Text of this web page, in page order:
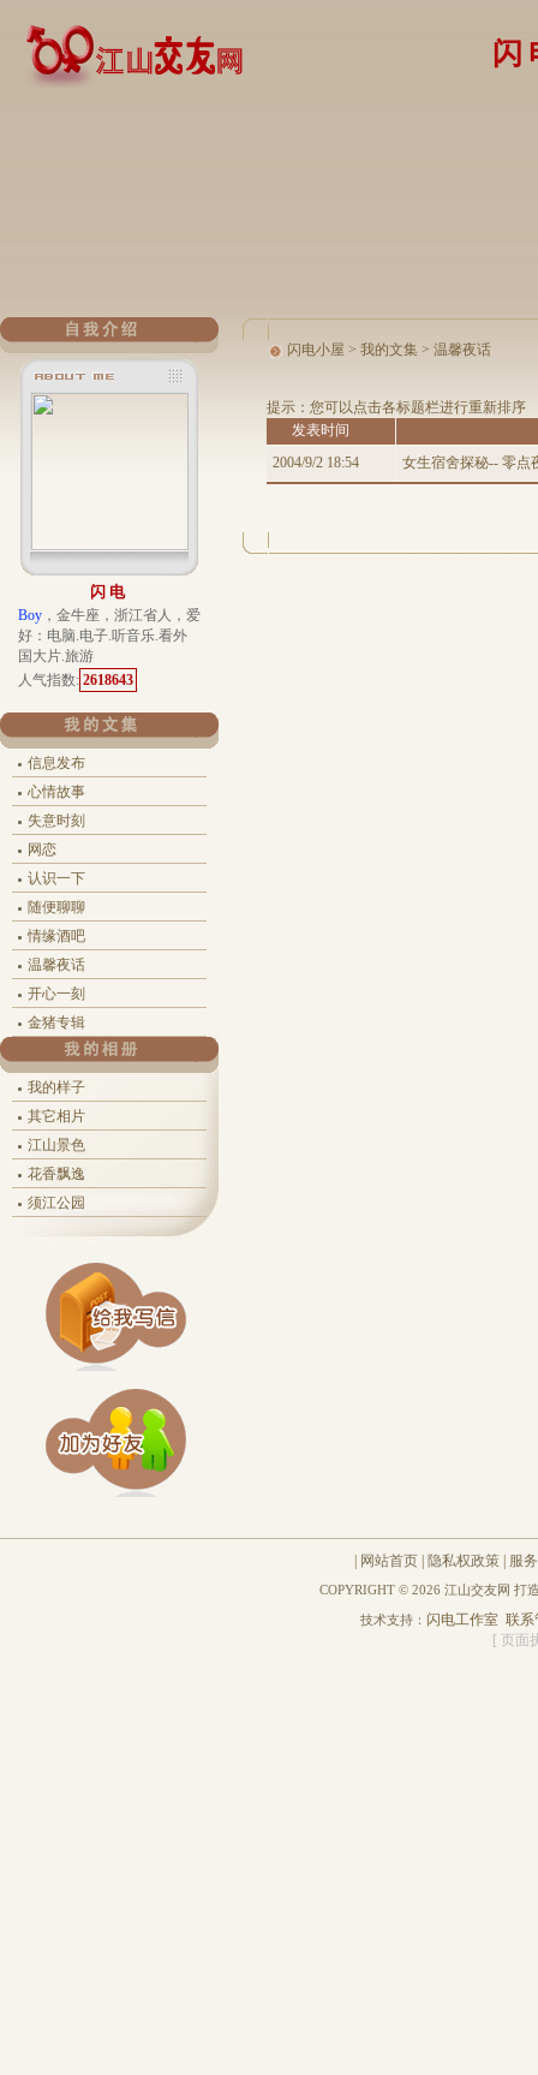
闪
闪电
Boy ，金牛座，浙江省人，爱
好：电脑.电子.听音乐.看外
国大片.旅游
人气指数: 2618643
信息发布
心情故事
失意时刻
网恋
认识一下
随便聊聊
情缘酒吧
温馨夜话
开心一刻
金猪专辑
我的样子
其它相片
江山景色
花香飘逸
须江公园
闪电小屋 > 我的文集 > 温馨夜话
提示：您可以点击各标题栏进行重新排序
发表时间
2004/9/2 18:54
女生宿舍探秘-- 零点
网站首页 隐私权政策 服
COPYRIGHT © 2026 江山交友网 打
技术支持： 闪电工作室 联系
[ 页面